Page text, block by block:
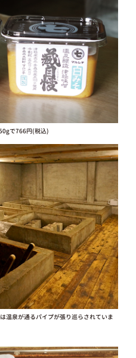
で766円(税込)
温泉が通るパイプが張り巡らされていま